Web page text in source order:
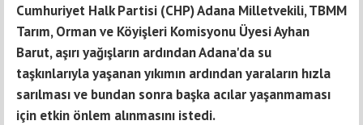
Cumhuriyet Halk Partisi (CHP) Adana Milletvekili, TBMM
Tarım, Orman ve Köyişleri Komisyonu Üyesi Ayhan
Barut, aşırı yağışların ardından Adana'da su
taşkınlarıyla yaşanan yıkımın ardından yaraların hızla
sarılması ve bundan sonra başka acılar yaşanmaması
için etkin önlem alınmasını istedi.